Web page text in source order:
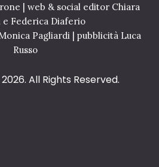
| web & social editor Chiara
e Federica Diaferio
Pagliardi | pubblicità Luca
Russo
All Rights Reserved.